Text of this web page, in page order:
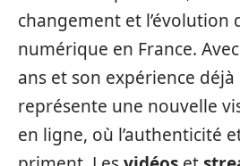
changement et l’évolution
numérique en France.
ans et son expérience déjà
représente une nouvelle
en ligne, où l’authenticité